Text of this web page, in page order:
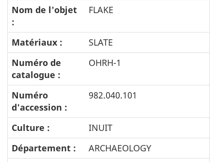
Nom de l'objet
:
FLAKE
Matériaux :
SLATE
Numéro de
catalogue :
OHRH-1
Numéro
d'accession :
982.040.101
Culture :
INUIT
Département :
ARCHAEOLOGY